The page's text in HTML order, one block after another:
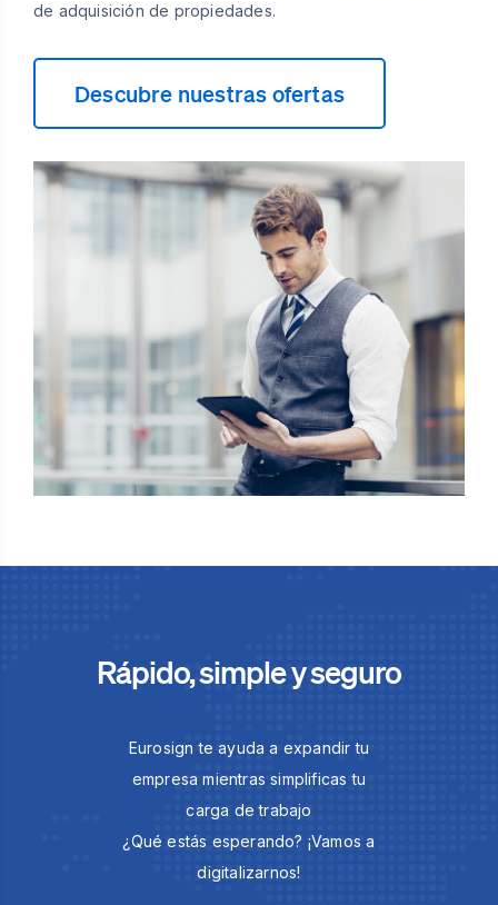
de adquisición de propiedades.
Descubre nuestras ofertas
Rápido, simple y seguro
Eurosign te ayuda a expandir tu
empresa mientras simplificas tu
carga de trabajo
¿Qué estás esperando? ¡Vamos a
digitalizarnos!